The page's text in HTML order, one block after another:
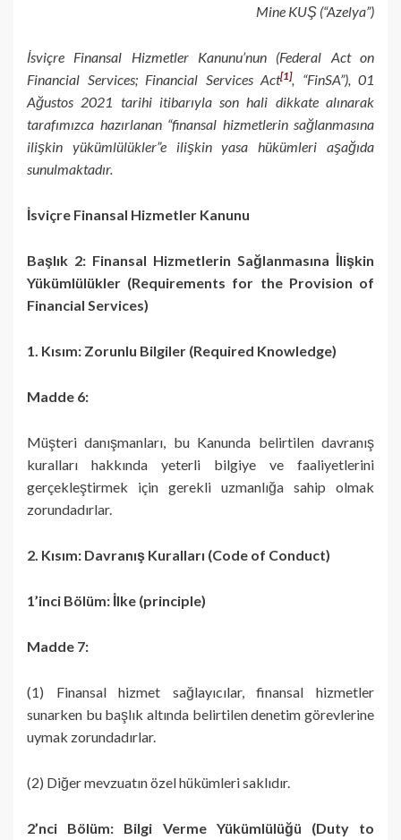
Mine KUŞ (“Azelya”)
İsviçre Finansal Hizmetler Kanunu’nun (Federal Act on
Financial Services; Financial Services Act[1], “FinSA”), 01
Ağustos 2021 tarihi itibarıyla son hali dikkate alınarak
tarafımızca hazırlanan “finansal hizmetlerin sağlanmasına
ilişkin yükümlülükler”e ilişkin yasa hükümleri aşağıda
sunulmaktadır.
İsviçre Finansal Hizmetler Kanunu
Başlık 2: Finansal Hizmetlerin Sağlanmasına İlişkin
Yükümlülükler (Requirements for the Provision of
Financial Services)
1. Kısım: Zorunlu Bilgiler (Required Knowledge)
Madde 6:
Müşteri danışmanları, bu Kanunda belirtilen davranış
kuralları hakkında yeterli bilgiye ve faaliyetlerini
gerçekleştirmek için gerekli uzmanlığa sahip olmak
zorundadırlar.
2. Kısım: Davranış Kuralları (Code of Conduct)
1’inci Bölüm: İlke (principle)
Madde 7:
(1) Finansal hizmet sağlayıcılar, finansal hizmetler
sunarken bu başlık altında belirtilen denetim görevlerine
uymak zorundadırlar.
(2) Diğer mevzuatın özel hükümleri saklıdır.
2’nci Bölüm: Bilgi Verme Yükümlülüğü (Duty to